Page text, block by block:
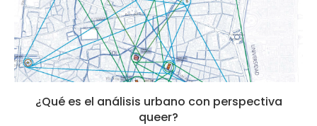
¿Qué es el análisis urbano con perspectiva
queer?